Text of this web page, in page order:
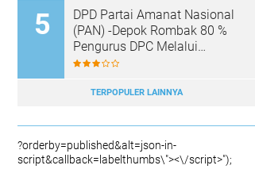
SISTEM PENGELOLAAN
SAMPAH BARU
DPD Partai Amanat Nasional
(PAN) -Depok Rombak 80 %
Pengurus DPC Melalui
Muscab "
TERPOPULER LAINNYA
?orderby=published&alt=json-in-
script&callback=labelthumbs\"><\/script>");